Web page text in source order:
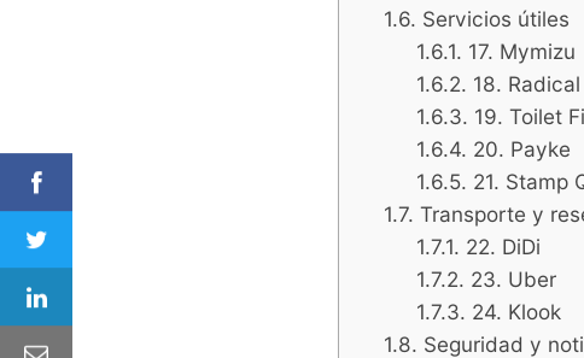
Servicios útiles
17. Mymizu
18.
19. Toilet
20. Payke
21. Stamp
Transporte y
22. DiDi
23. Uber
24. Klook
Seguridad y